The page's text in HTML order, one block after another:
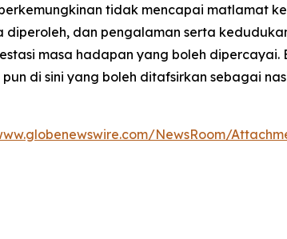
tidak mencapai matlamat
diperoleh, dan pengalaman serta
masa hadapan yang boleh
di sini yang boleh ditafsirkan sebagai
NewsRoom/